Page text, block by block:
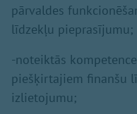
pārvaldes
līdzekļu pieprasījumu;
-noteiktās
piešķirtajiem finanšu
izlietojumu;